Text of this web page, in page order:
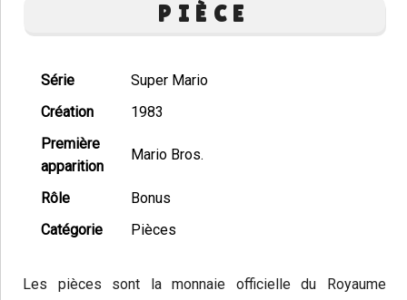
PIÈCE
Série
Super Mario
Création
1983
Première
apparition
Mario Bros.
Rôle
Bonus
Catégorie
Pièces
Les pièces sont la monnaie officielle du Royaume